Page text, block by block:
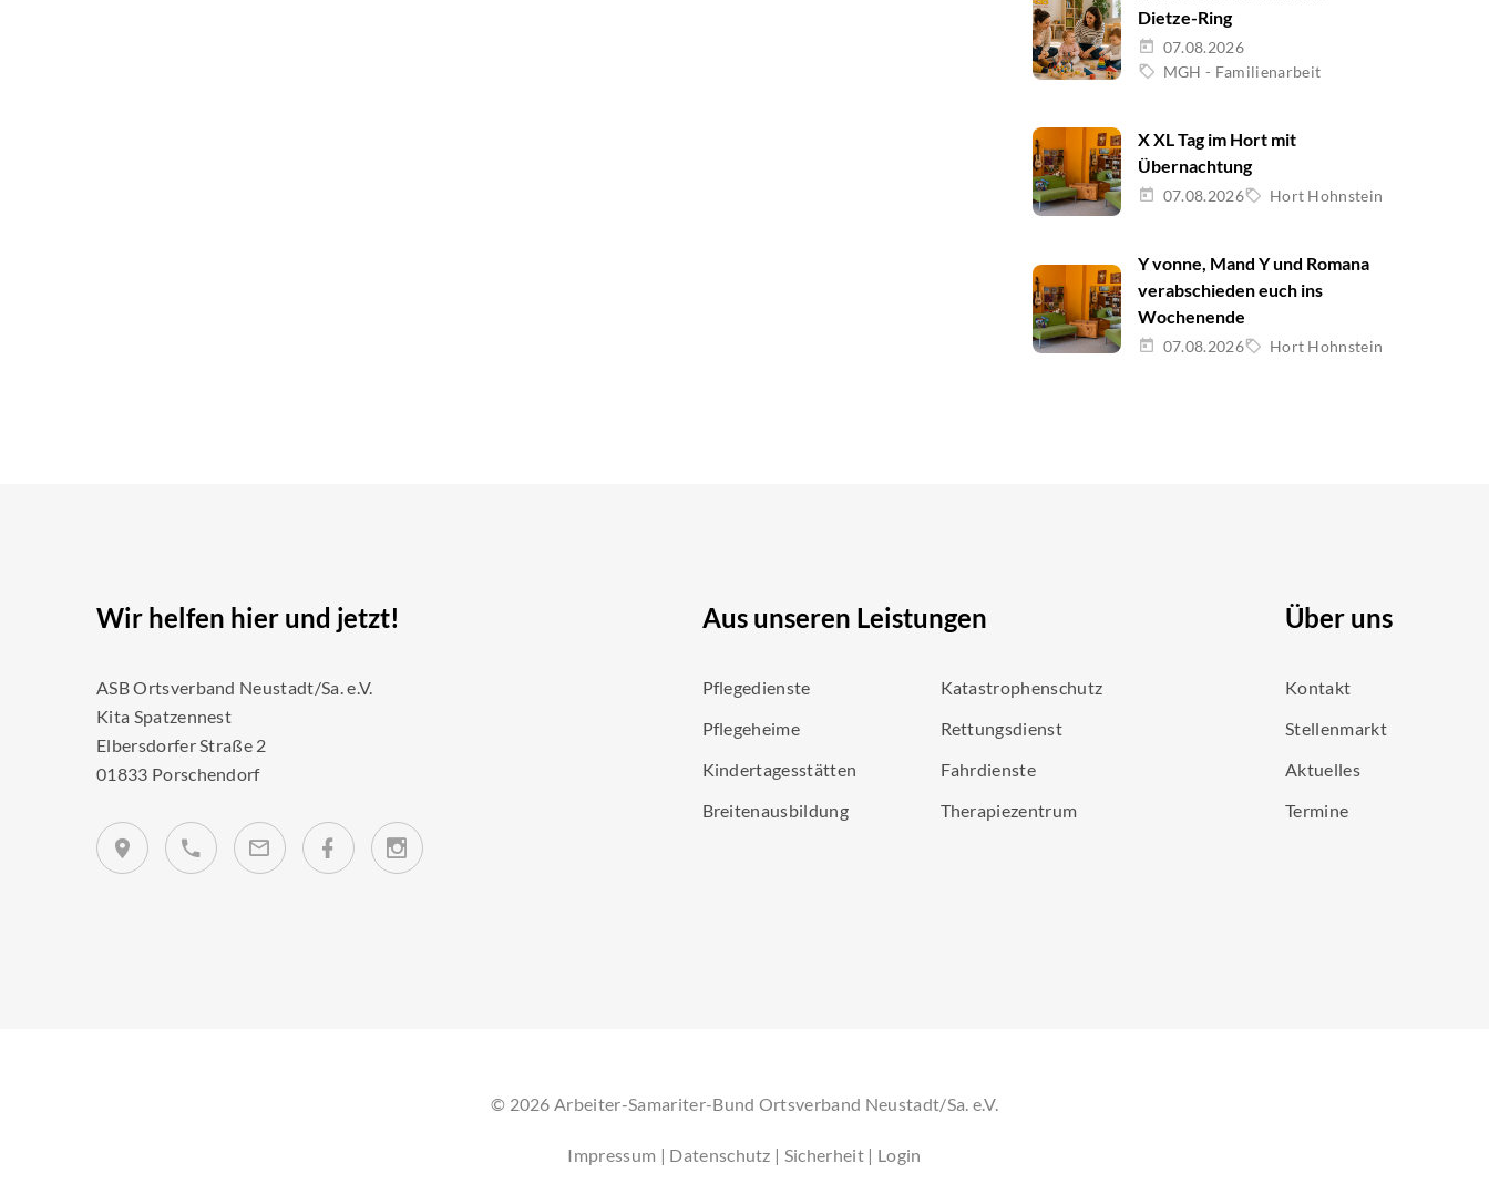
Dietze-Ring
07.08.2026
MGH - Familienarbeit
X XL Tag im Hort mit
Übernachtung
07.08.2026 Hort Hohnstein
Y vonne, Mand Y und Romana
verabschieden euch ins
Wochenende
07.08.2026 Hort Hohnstein
Wir helfen hier und jetzt!
ASB Ortsverband Neustadt/Sa. e.V.
Kita Spatzennest
Elbersdorfer Straße 2
01833 Porschendorf
Aus unseren Leistungen
Pflegedienste
Pflegeheime
Kindertagesstätten
Breitenausbildung
Katastrophenschutz
Rettungsdienst
Fahrdienste
Therapiezentrum
Über uns
Kontakt
Stellenmarkt
Aktuelles
Termine
© 2026 Arbeiter-Samariter-Bund Ortsverband Neustadt/Sa. e.V.
Impressum | Datenschutz | Sicherheit | Login